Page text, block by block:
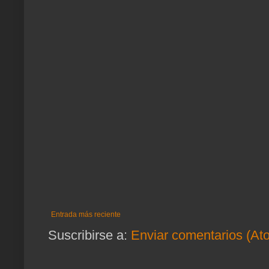
Entrada más reciente
Suscribirse a: Enviar comentarios